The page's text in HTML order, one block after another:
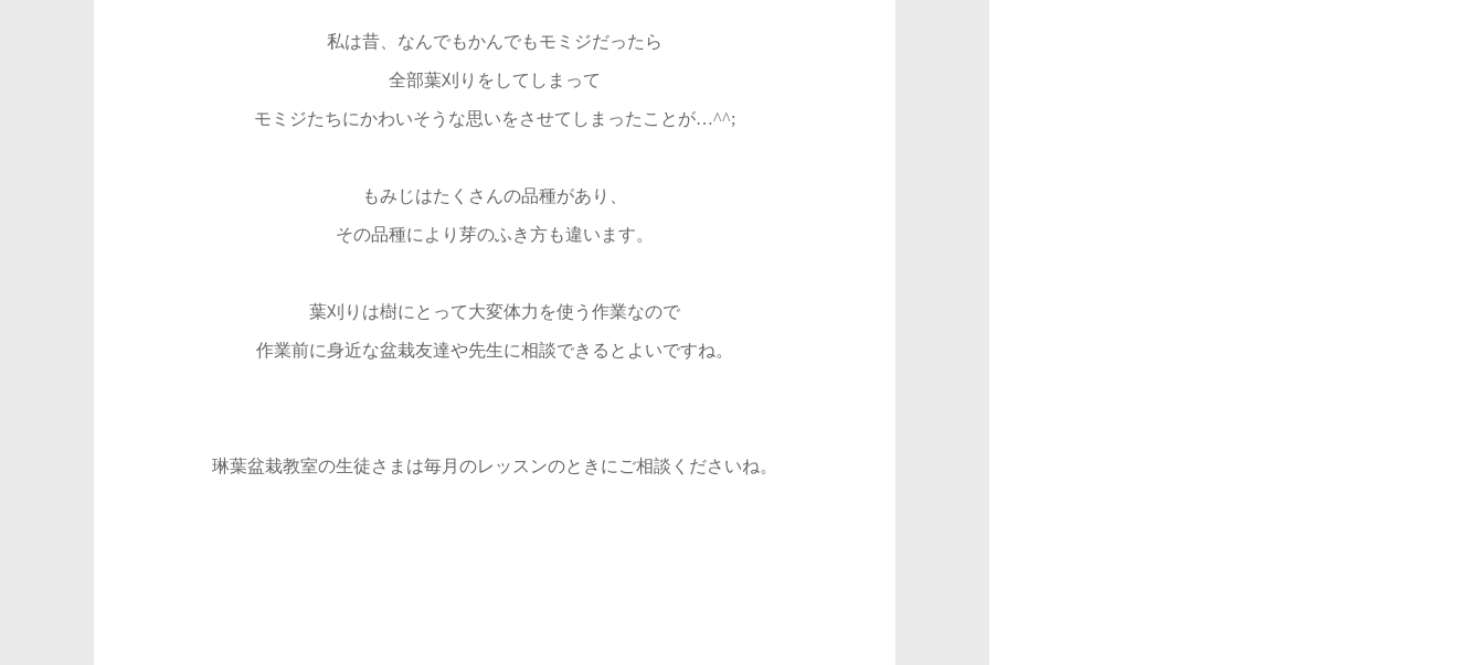
私は昔、なんでもかんでもモミジだったら
全部葉刈りを してしまって
モミジたちにかわいそうな思いをさせてしまったことが…^^;
もみじはたくさんの品種があり、
その品種により芽のふき方も違います。
葉刈りは樹にとって大変体力を使う作業なので
作業前に身近な盆栽友達や先生に相談できるとよいですね。
琳葉盆栽教室の生徒さまは毎月のレッスンのときにご相談くださいね。